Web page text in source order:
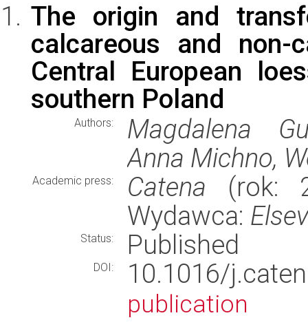
The origin and
calcareous and
Central European
southern Poland
Authors:
Magdalena
Anna Michno,
Academic press: Catena (rok:
Wydawca:
Status: Published
DOI: 10.1016/
publication